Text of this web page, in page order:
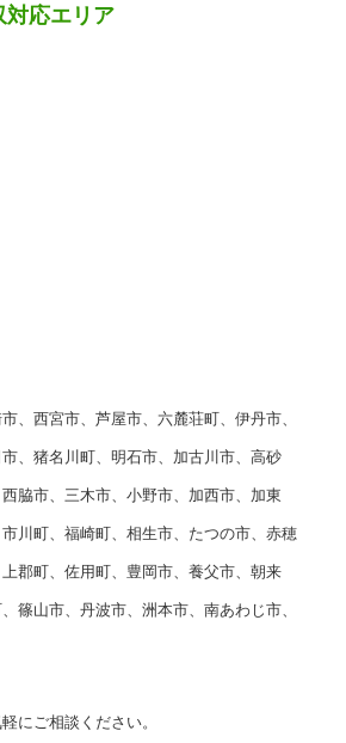
対応エリア
、西宮市、芦屋市、六麓荘町、伊丹市、
、猪名川町、明石市、加古川市、高砂
脇市、三木市、小野市、加西市、加東
川町、福崎町、相生市、たつの市、赤穂
郡町、佐用町、豊岡市、養父市、朝来
篠山市、丹波市、洲本市、南あわじ市、
にご相談ください。